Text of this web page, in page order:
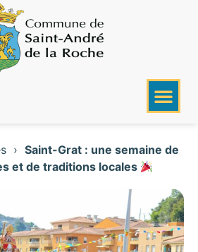
› Saint-Grat : une semaine de
et de traditions locales